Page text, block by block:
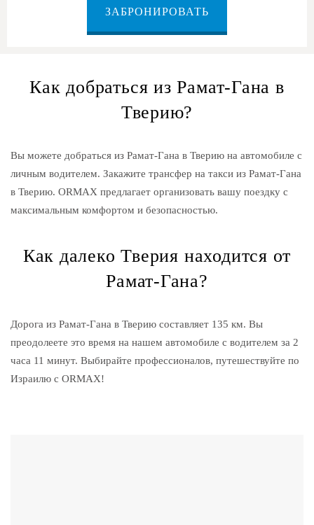
ЗАБРОНИРОВАТЬ
Как добраться из Рамат-Гана в
Тверию?
Вы можете добраться из Рамат-Гана в Тверию на автомобиле с
личным водителем. Закажите трансфер на такси из Рамат-Гана
в Тверию. ORMAX предлагает организовать вашу поездку с
максимальным комфортом и безопасностью.
Как далеко Тверия находится от
Рамат-Гана?
Дорога из Рамат-Гана в Тверию составляет 135 км. Вы
преодолеете это время на нашем автомобиле с водителем за 2
часа 11 минут. Выбирайте профессионалов, путешествуйте по
Израилю с ORMAX!